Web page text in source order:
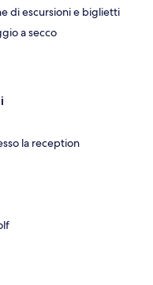
di escursioni e biglietti
a secco
la reception